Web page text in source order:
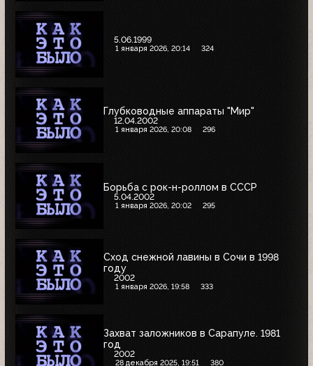
5.06.1999
1 января 2026, 20:14 324
Глубководные аппараты "Мир"
12.04.2002
1 января 2026, 20:08 296
Борьба с рок-н-роллом в СССР
5.04.2002
1 января 2026, 20:02 295
Сход снежной лавины в Сочи в 1998
году
2002
1 января 2026, 19:58 333
Захват заложников в Сарапуле. 1981
год
2002
28 декабря 2025, 19:51 380